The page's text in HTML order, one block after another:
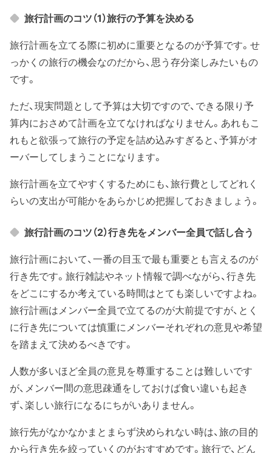
旅行計画のコツ（1）旅行の予算を決める
旅行計画を立てる際に初めに重要となるのが予算です。せ
っかくの旅行の機会なのだから、思う存分楽しみたいもの
です。
ただ、現実問題として予算は大切ですので、できる限り予
算内におさめて計画を立てなければなりません。あれもこ
れもと欲張って旅行の予定を詰め込みすぎると、予算がオ
ーバーしてしまうことになります。
旅行計画を立てやすくするためにも、旅行費としてどれく
らいの支出が可能かをあらかじめ把握しておきましょう。
旅行計画のコツ（2）行き先をメンバー全員で話し合う
旅行計画において、一番の目玉で最も重要とも言えるのが
行き先です。旅行雑誌やネット情報で調べながら、行き先
をどこにするか考えている時間はとても楽しいですよね。
旅行計画はメンバー全員で立てるのが大前提ですが、とく
に行き先については慎重にメンバーそれぞれの意見や希望
を踏まえて決めるべきです。
人数が多いほど全員の意見を尊重することは難しいです
が、メンバー間の意思疎通をしておけば食い違いも起き
ず、楽しい旅行になるにちがいありません。
旅行先がなかなかまとまらず決められない時は、旅の目的
から行き先を絞っていくのがおすすめです。旅行で、どん